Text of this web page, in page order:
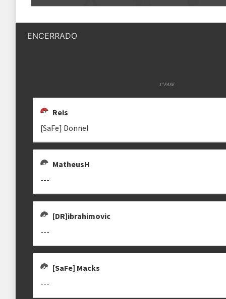
Formato
Rematches Melhor de 1 (BO1)
Estrutura das chaves
Etapa única Chaves mata-mata
[DR] CAETANO93 [DR]IBRAHIMOVIC [DR] TOINHA
IanJa7 MatheusH Hec
ENCERRADO
1ª FASE
Reis
[SaFe] Donnel
MatheusH
---
[DR]ibrahimovic
---
[SaFe] Macks
---